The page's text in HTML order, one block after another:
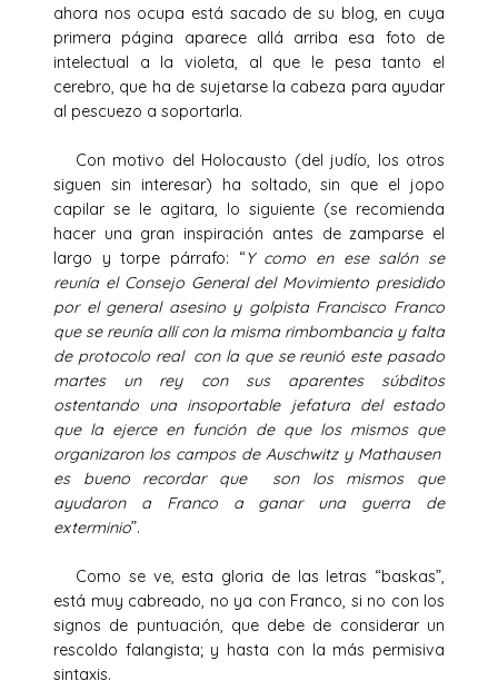
ahora nos ocupa está sacado de su blog, en cuya
primera página aparece allá arriba esa foto de
intelectual a la violeta, al que le pesa tanto el
cerebro, que ha de sujetarse la cabeza para ayudar
al pescuezo a soportarla.
Con motivo del Holocausto (del judío, los otros
siguen sin interesar) ha soltado, sin que el jopo
capilar se le agitara, lo siguiente (se recomienda
hacer una gran inspiración antes de zamparse el
largo y torpe párrafo: “Y como en ese salón se
reunía el Consejo General del Movimiento presidido
por el general asesino y golpista Francisco Franco
que se reunía allí con la misma rimbombancia y falta
de protocolo real con la que se reunió este pasado
martes un rey con sus aparentes súbditos
ostentando una insoportable jefatura del estado
que la ejerce en función de que los mismos que
organizaron los campos de Auschwitz y Mathausen
es bueno recordar que son los mismos que
ayudaron a Franco a ganar una guerra de
exterminio”.
Como se ve, esta gloria de las letras “baskas”,
está muy cabreado, no ya con Franco, si no con los
signos de puntuación, que debe de considerar un
rescoldo falangista; y hasta con la más permisiva
sintaxis.